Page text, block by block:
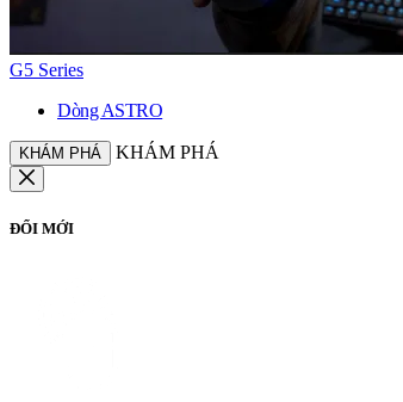
G5 Series
Dòng ASTRO
KHÁM PHÁ KHÁM PHÁ
ĐỔI MỚI